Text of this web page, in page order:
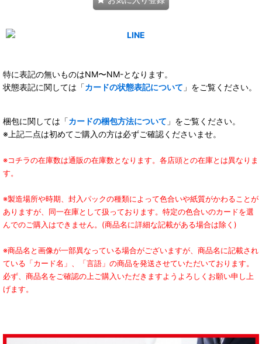
特に表記の無いものはNM〜NM-となります。
状態表記に関しては「カードの状態表記について 」をご覧ください。
梱包に関しては「カードの梱包方法について 」をご覧ください。
※上記二点は初めてご購入の方は必ずご確認くださいませ。
※コチラの在庫数は通販の在庫数となります。各店頭との在庫とは異なりま
す。
※製造場所や時期、封入パックの種類によって色合いや紙質がかわることが
ありますが、同一在庫として扱っております。特定の色合いのカードを選
んでのご購入はできません。(商品名に詳細な記載がある場合は除く)
※商品名と画像が一部異なっている場合がございますが、商品名に記載され
ている「カード名」、「言語」の商品を発送させていただいております。
必ず、商品名をご確認の上ご購入いただきますようよろしくお願い申し上
げます。